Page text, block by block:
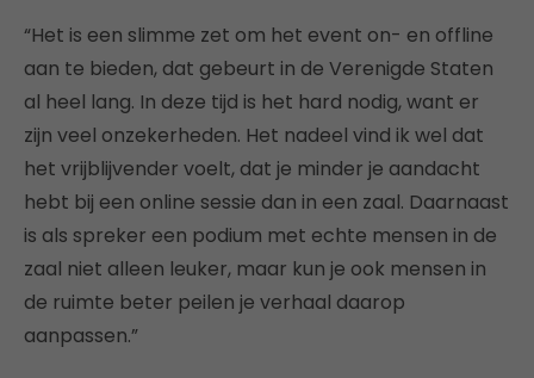
“Het is een slimme zet om het event on- en offline
aan te bieden, dat gebeurt in de Verenigde Staten
al heel lang. In deze tijd is het hard nodig, want er
zijn veel onzekerheden. Het nadeel vind ik wel dat
het vrijblijvender voelt, dat je minder je aandacht
hebt bij een online sessie dan in een zaal. Daarnaast
is als spreker een podium met echte mensen in de
zaal niet alleen leuker, maar kun je ook mensen in
de ruimte beter peilen je verhaal daarop
aanpassen.”